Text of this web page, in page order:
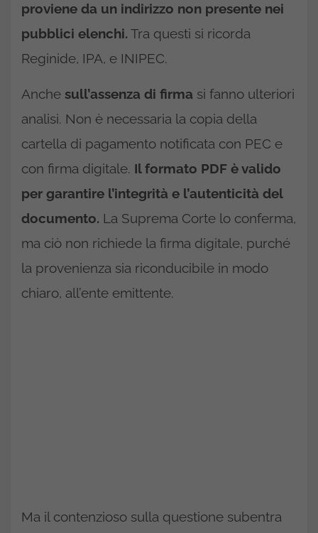
proviene da un indirizzo non presente nei
pubblici elenchi. Tra questi si ricorda
Reginide, IPA, e INIPEC.
Anche sull’assenza di firma si fanno ulteriori
analisi. Non è necessaria la copia della
cartella di pagamento notificata con PEC e
con firma digitale. Il formato PDF è valido
per garantire l’integrità e l’autenticità del
documento. La Suprema Corte lo conferma,
ma ciò non richiede la firma digitale, purché
la provenienza sia riconducibile in modo
chiaro, all’ente emittente.
Ma il contenzioso sulla questione subentra